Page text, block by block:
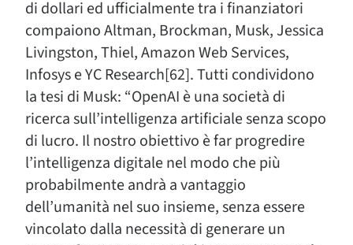
di dollari ed ufficialmente tra i finanziatori
compaiono Altman, Brockman, Musk, Jessica
Livingston, Thiel, Amazon Web Services,
Infosys e YC Research[62]. Tutti condividono
la tesi di Musk: “OpenAI è una società di
ricerca sull’intelligenza artificiale senza scopo
di lucro. Il nostro obiettivo è far progredire
l’intelligenza digitale nel modo che più
probabilmente andrà a vantaggio
dell’umanità nel suo insieme, senza essere
vincolato dalla necessità di generare un